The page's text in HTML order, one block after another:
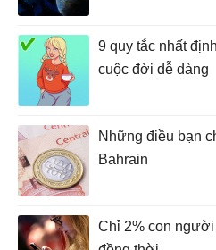
9 quy tắc nhất
cuộc đời dễ dàng
Những điều bạn
Bahrain
Chỉ 2% con